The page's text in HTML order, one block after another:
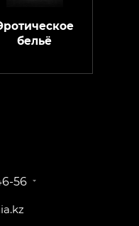
бельё
56